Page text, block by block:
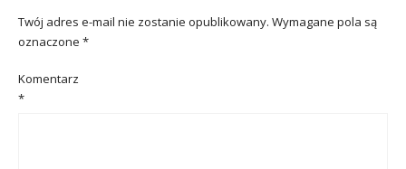
Twój adres e-mail nie zostanie opublikowany. Wymagane pola są
oznaczone *
Komentarz
*